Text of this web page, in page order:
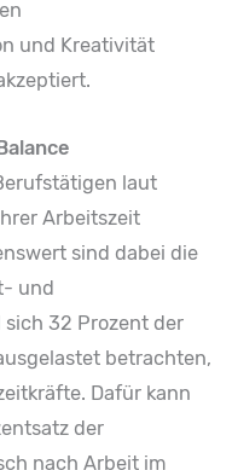
und Kreativität
laut
Arbeitszeit
sind dabei die
und
32 Prozent der
betrachten,
Dafür kann
der
nach Arbeit im